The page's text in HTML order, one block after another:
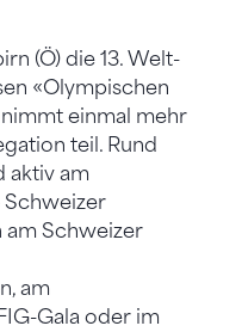
(Ö) die 13. Welt-
«Olympischen
einmal mehr
teil. Rund
aktiv am
Schweizer
am Schweizer
am
Gala oder im